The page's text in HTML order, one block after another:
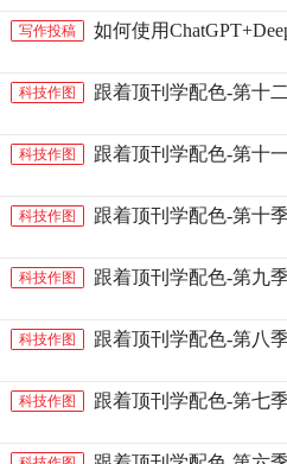
写作投稿 如何使用
科技作图 跟着顶刊学配色-第十
科技作图 跟着顶刊学配色-第十
科技作图 跟着顶刊学配色-第十
科技作图 跟着顶刊学配色-第九
科技作图 跟着顶刊学配色-第八
科技作图 跟着顶刊学配色-第七